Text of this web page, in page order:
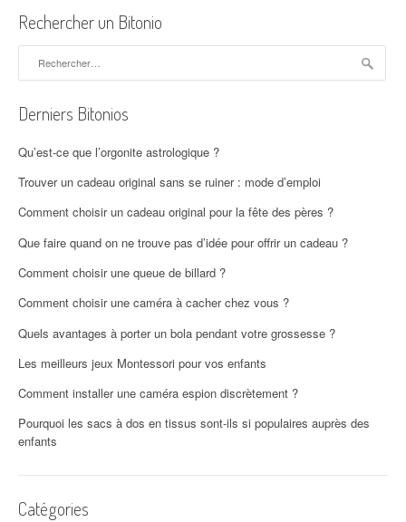
Rechercher un Bitonio
Derniers Bitonios
Qu’est-ce que l’orgonite astrologique ?
Trouver un cadeau original sans se ruiner : mode d’emploi
Comment choisir un cadeau original pour la fête des pères ?
Que faire quand on ne trouve pas d’idée pour offrir un cadeau ?
Comment choisir une queue de billard ?
Comment choisir une caméra à cacher chez vous ?
Quels avantages à porter un bola pendant votre grossesse ?
Les meilleurs jeux Montessori pour vos enfants
Comment installer une caméra espion discrètement ?
Pourquoi les sacs à dos en tissus sont-ils si populaires auprès des
enfants
Catégories